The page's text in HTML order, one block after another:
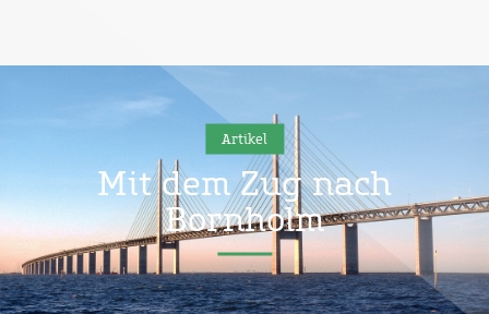
Artikel
Mit dem Zug nach
Bornholm